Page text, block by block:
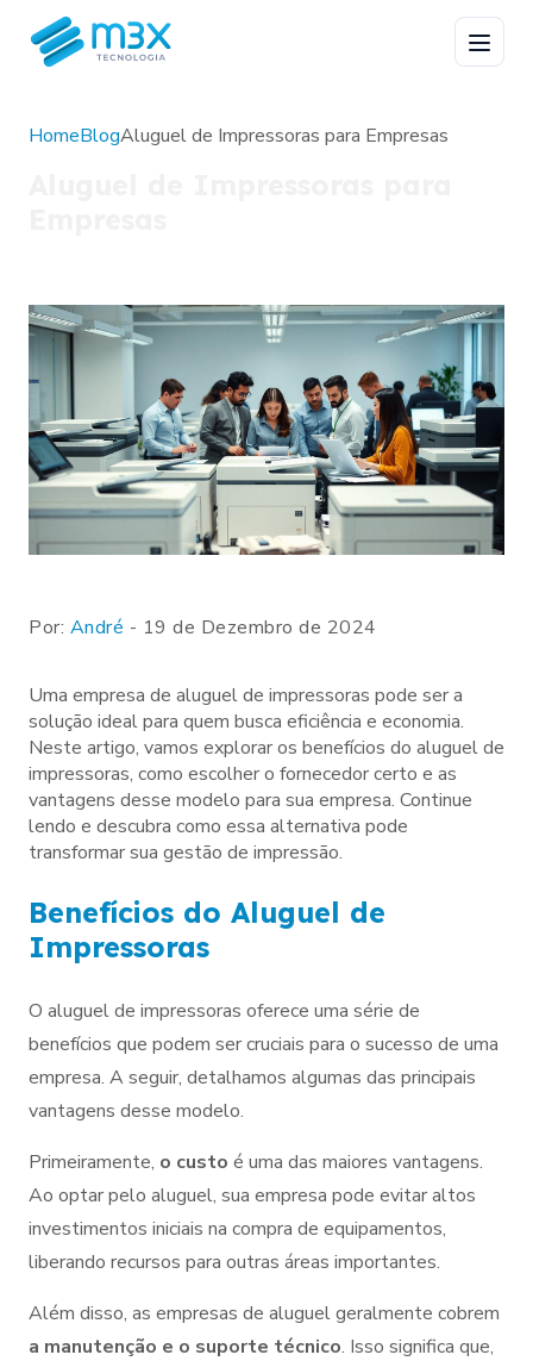
HomeBlogAluguel de Impressoras para Empresas
Por: André - 19 de Dezembro de 2024
Uma empresa de aluguel de impressoras pode ser a
solução ideal para quem busca eficiência e economia.
Neste artigo, vamos explorar os benefícios do aluguel de
impressoras, como escolher o fornecedor certo e as
vantagens desse modelo para sua empresa. Continue
lendo e descubra como essa alternativa pode
transformar sua gestão de impressão.
Benefícios do Aluguel de
Impressoras
O aluguel de impressoras oferece uma série de
benefícios que podem ser cruciais para o sucesso de uma
empresa. A seguir, detalhamos algumas das principais
vantagens desse modelo.
Primeiramente, o custo é uma das maiores vantagens.
Ao optar pelo aluguel, sua empresa pode evitar altos
investimentos iniciais na compra de equipamentos,
liberando recursos para outras áreas importantes.
Além disso, as empresas de aluguel geralmente cobrem
a manutenção e o suporte técnico. Isso significa que,